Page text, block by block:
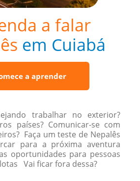
a falar
em Cuiabá
a aprender
trabalhar no exterior?
países? Comunicar-se com
Faça um teste de Nepalês
para a próxima aventura
oportunidades para pessoas
Vai ficar fora dessa?